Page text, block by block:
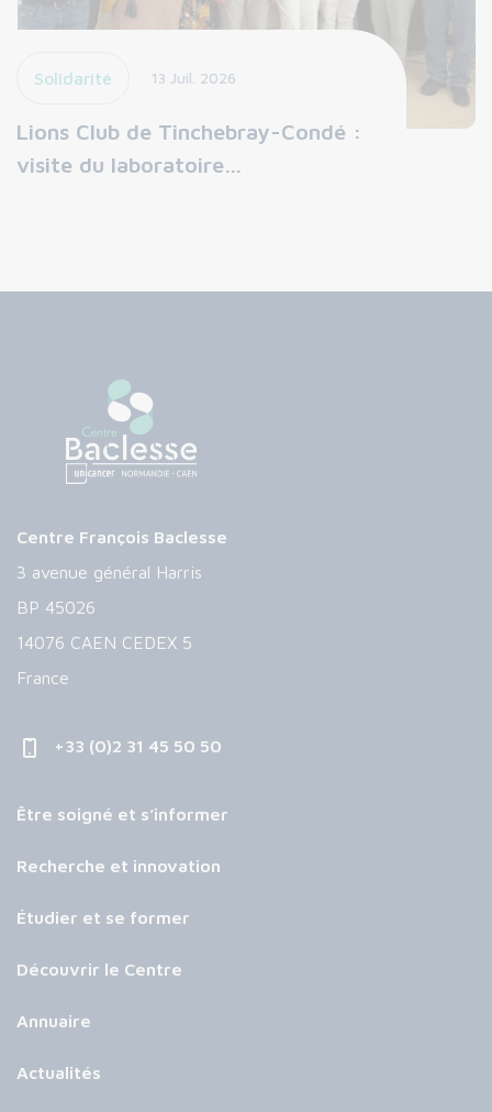
Solidarité 13 Juil. 2026
Lions Club de Tinchebray-Condé :
visite du laboratoire…
Centre François Baclesse
3 avenue général Harris
BP 45026
14076 CAEN CEDEX 5
France
+33 (0)2 31 45 50 50
Être soigné et s’informer
Recherche et innovation
Étudier et se former
Découvrir le Centre
Annuaire
Actualités